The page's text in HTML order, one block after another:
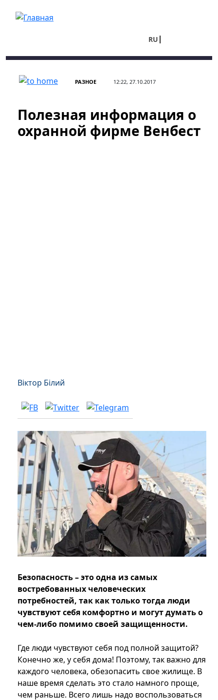
RU
РАЗНОЕ 12:22, 27.10.2017
Полезная информация о
охранной фирме Венбест
Віктор Білий
Безопасность – это одна из самых
востребованных человеческих
потребностей, так как только тогда люди
чувствуют себя комфортно и могут думать о
чем-либо помимо своей защищенности.
Где люди чувствуют себя под полной защитой?
Конечно же, у себя дома! Поэтому, так важно для
каждого человека, обезопасить свое жилище. В
наше время сделать это стало намного проще,
чем раньше. Всего лишь надо воспользоваться